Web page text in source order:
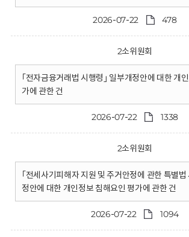
2026-07-22 478
2소위원회
｢전자금융거래법 시행령｣ 일부개정안에 대한 개
가에 관한 건
2026-07-22 1338
2소위원회
｢전세사기피해자 지원 및 주거안정에 관한 특별법
정안에 대한 개인정보 침해요인 평가에 관한 건
2026-07-22 1094